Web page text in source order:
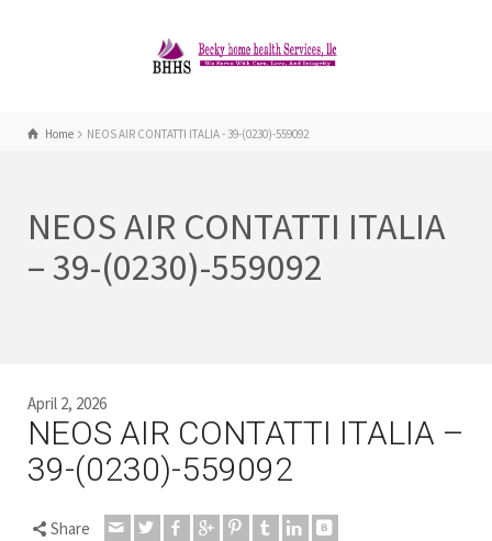
Home NEOS AIR CONTATTI ITALIA - 39-(0230)-559092
NEOS AIR CONTATTI ITALIA
– 39-(0230)-559092
April 2, 2026
NEOS AIR CONTATTI ITALIA –
39-(0230)-559092
Share